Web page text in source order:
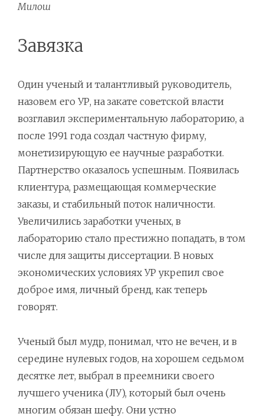
Милош
Завязка
Один ученый и талантливый руководитель,
назовем его УР, на закате советской власти
возглавил экспериментальную лабораторию, а
после 1991 года создал частную фирму,
монетизирующую ее научные разработки.
Партнерство оказалось успешным. Появилась
клиентура, размещающая коммерческие
заказы, и стабильный поток наличности.
Увеличились заработки ученых, в
лабораторию стало престижно попадать, в том
числе для защиты диссертации. В новых
экономических условиях УР укрепил свое
доброе имя, личный бренд, как теперь
говорят.
Ученый был мудр, понимал, что не вечен, и в
середине нулевых годов, на хорошем седьмом
десятке лет, выбрал в преемники своего
лучшего ученика (ЛУ), который был очень
многим обязан шефу. Они устно